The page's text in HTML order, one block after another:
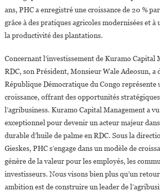
ans, PHC a enregistré une croissance de 20 %
grâce à des pratiques agricoles modernisées et
la productivité des plantations.
Concernant l’investissement de Kuramo Capital
RDC, son Président, Monsieur Wale Adeosun, a
République Démocratique du Congo représente
croissance, offrant des opportunités
l’agribusiness. Kuramo Capital Management a
exceptionnel pour devenir un acteur majeur
durable d’huile de palme en RDC. Sous la
Gieskes, PHC s’engage dans un modèle de
génère de la valeur pour les employés, les
investisseurs. Nous visons bien plus qu’un
ambition est de construire un leader de